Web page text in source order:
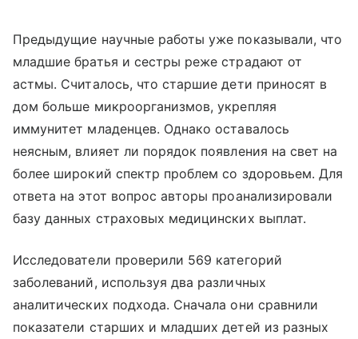
Предыдущие научные работы уже показывали, что
младшие братья и сестры реже страдают от
астмы. Считалось, что старшие дети приносят в
дом больше микроорганизмов, укрепляя
иммунитет младенцев. Однако оставалось
неясным, влияет ли порядок появления на свет на
более широкий спектр проблем со здоровьем. Для
ответа на этот вопрос авторы проанализировали
базу данных страховых медицинских выплат.
Исследователи проверили 569 категорий
заболеваний, используя два различных
аналитических подхода. Сначала они сравнили
показатели старших и младших детей из разных